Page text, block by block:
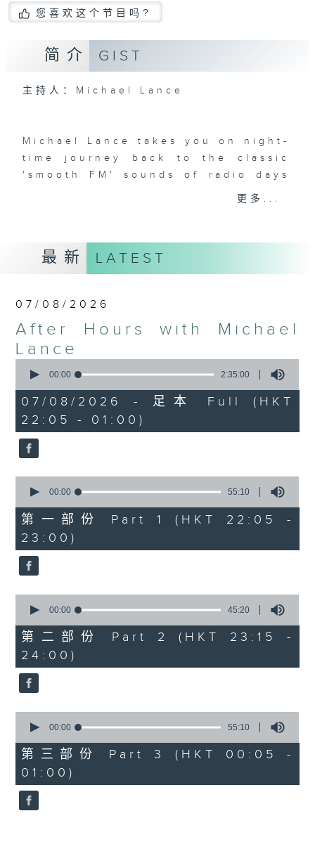
您喜欢这个节目吗?
简介 GIST
主持人：Michael Lance
Michael Lance takes you on night-
time journey back to the classic
'smooth FM' sounds of radio days
gone by. Join him every weekday
Michael Lance.Listen to the
soulful melodies of R&B, soft rock
ballads that defined a generation,
that keep our hearts beating in
rhythm. Rediscover your favorites
and uncover hidden gems, as
'After Hours' gives you the
perfect soundtrack to your late-
night adventures.
So, whether you’re sliding into
your comfy chair, grabbing the
wheel, or surrendering to the
magic of the night, tune in to
After Hours with Michael Lance
Weekdays 10:05pm to 1am - On Air
- Online - On Radio 3
更多...
最新 LATEST
07/08/2026
After Hours with Michael
Lance
seconds
2
hours,
35
minutes,
0
seconds
00:00 2:35:00
07/08/2026 - 足本 Full (HKT
22:05 - 01:00)
seconds
55
minutes,
10
seconds
00:00 55:10
第一部份 Part 1 (HKT 22:05 -
23:00)
seconds
45
minutes,
20
seconds
00:00 45:20
第二部份 Part 2 (HKT 23:15 -
24:00)
seconds
55
minutes,
10
seconds
00:00 55:10
第三部份 Part 3 (HKT 00:05 -
01:00)